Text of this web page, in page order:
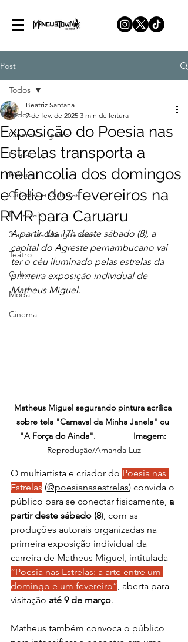
Post
Todos
Cinema e Teatro
Literatura
Música
Cidades e Culturas
Especiais
3 anos da Manguetown
Teatro
Cultura
Moda
Cinema
Todos
Exposição do Poesia nas
Estrelas transporta a
melancolia dos domingos
e folia dos fevereiros na
RMR para Caruaru
Beatriz Santana
7 de fev. de 2025 3 min de leitura
A partir das 17h deste sábado (8), a
capital do Agreste pernambucano vai
ter o céu iluminado pelas estrelas da
primeira exposição individual de
Matheus Miguel.
Matheus Miguel segurando pintura acrílica
sobre tela "Carnaval da Minha Janela" ou
"A Força do Ainda".
Imagem:
Reprodução/Amanda Luz
O multiartista e criador do Poesia nas
Estrelas (@poesianasestrelas) convida o
público para se conectar fisicamente, a
partir deste sábado (8), com as
produções autorais organizadas na
primeira exposição individual da
carreira de Matheus Miguel, intitulada
“Poesia nas Estrelas: a arte entre um
domingo e um fevereiro” , aberta para
visitação até 9 de março.
Matheus também convoca o público